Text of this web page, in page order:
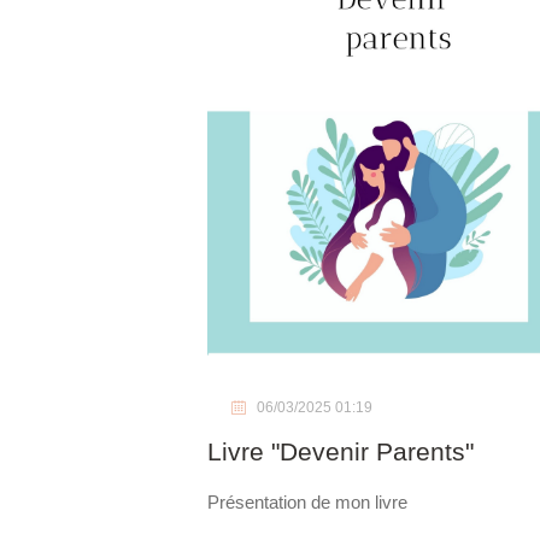
06/03/2025 01:19
Livre "Devenir Parents"
Présentation de mon livre